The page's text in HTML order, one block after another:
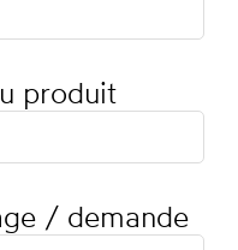
produit
/ demande